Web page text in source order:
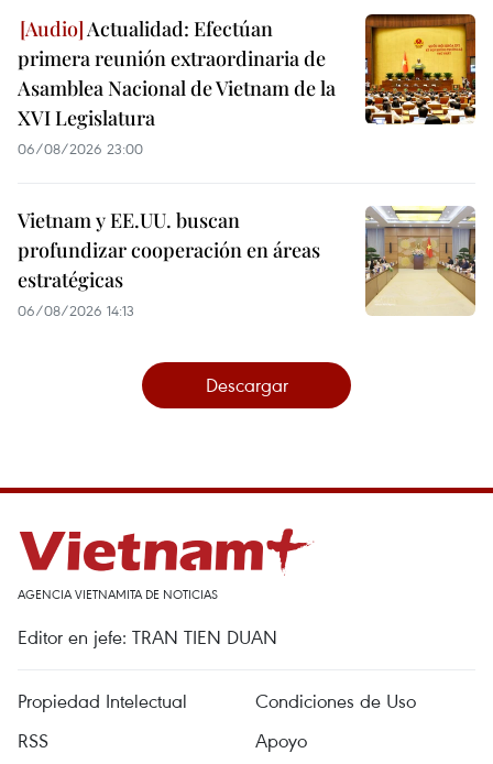
Actualidad: Efectúan
primera reunión extraordinaria de
Asamblea Nacional de Vietnam de la
XVI Legislatura
06/08/2026 23:00
Vietnam y EE.UU. buscan
profundizar cooperación en áreas
estratégicas
06/08/2026 14:13
Descargar
AGENCIA VIETNAMITA DE NOTICIAS
Editor en jefe: TRAN TIEN DUAN
Propiedad Intelectual
Condiciones de Uso
RSS
Apoyo